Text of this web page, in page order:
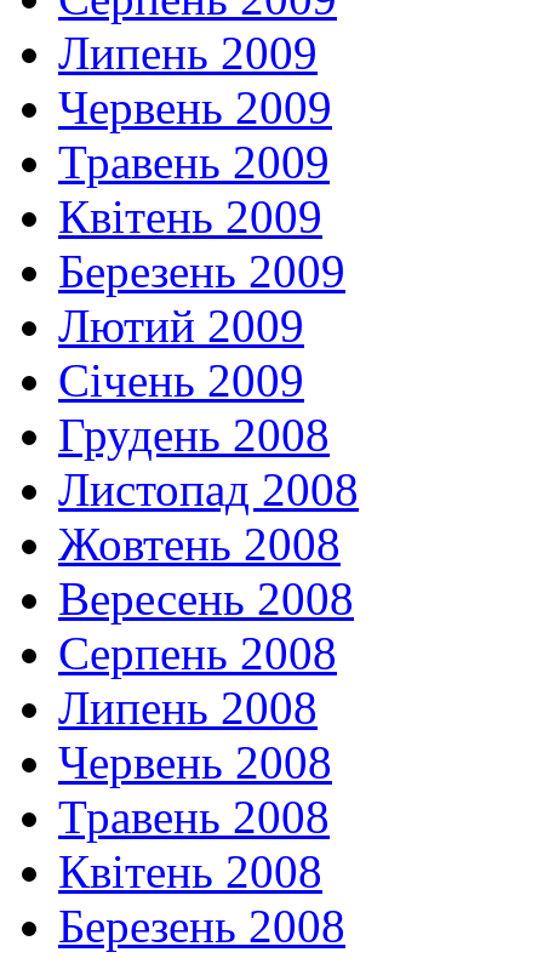
Липень 2009
Червень 2009
Травень 2009
Квітень 2009
Березень 2009
Лютий 2009
Січень 2009
Грудень 2008
Листопад 2008
Жовтень 2008
Вересень 2008
Серпень 2008
Липень 2008
Червень 2008
Травень 2008
Квітень 2008
Березень 2008